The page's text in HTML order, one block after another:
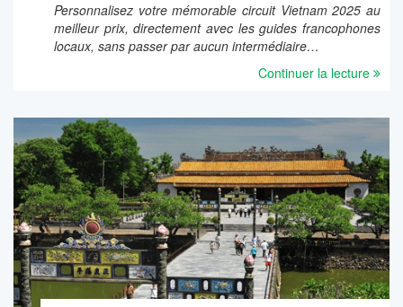
Personnalisez votre mémorable circuit Vietnam 2025 au
meilleur prix, directement avec les guides francophones
locaux, sans passer par aucun intermédiaire…
Continuer la lecture